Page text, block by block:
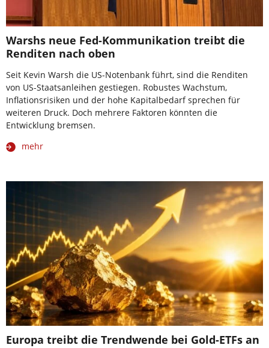
Warshs neue Fed-Kommunikation treibt die
Renditen nach oben
Seit Kevin Warsh die US-Notenbank führt, sind die Renditen
von US-Staatsanleihen gestiegen. Robustes Wachstum,
Inflationsrisiken und der hohe Kapitalbedarf sprechen für
weiteren Druck. Doch mehrere Faktoren könnten die
Entwicklung bremsen.
mehr
Europa treibt die Trendwende bei Gold-ETFs an